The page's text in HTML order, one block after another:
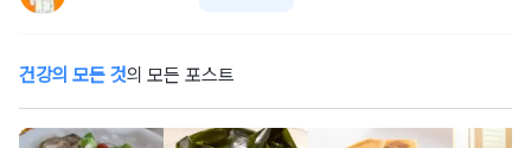
건강의 모든 것의 모든 포스트